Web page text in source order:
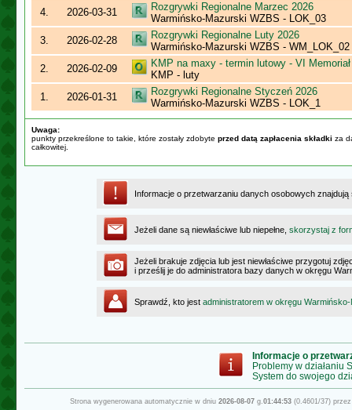
4.
2026-03-31
Rozgrywki Regionalne Marzec 2026
Warmińsko-Mazurski WZBS - LOK_03
3.
2026-02-28
Rozgrywki Regionalne Luty 2026
Warmińsko-Mazurski WZBS - WM_LOK_02
2.
2026-02-09
KMP na maxy - termin lutowy - VI
KMP - luty
1.
2026-01-31
Rozgrywki Regionalne Styczeń 2026
Warmińsko-Mazurski WZBS - LOK_1
Uwaga:
punkty przekreślone to takie, które zostały zdobyte przed datą zapłacenia składki za
całkowitej.
Informacje o przetwarzaniu danych osobowych
Jeżeli dane są niewłaściwe lub niepełne, skorzystaj z
Jeżeli brakuje zdjęcia lub jest niewłaściwe przygotuj
i prześlij je do administratora bazy danych w okręgu
Sprawdź, kto jest administratorem w okręgu
Informacje o
Problemy w działaniu
System do swojego
Strona wygenerowana automatycznie w dniu 2026-08-07g.01:44:53(0.4601/37)